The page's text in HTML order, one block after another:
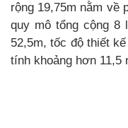
rộng 19,75m nằm về
quy mô tổng cộng 8
52,5m, tốc độ thiết
tính khoảng hơn 11,5